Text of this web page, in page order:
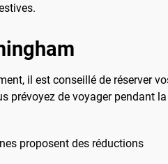
il est conseillé de réserver
prévoyez de voyager pendant
proposent des réductions